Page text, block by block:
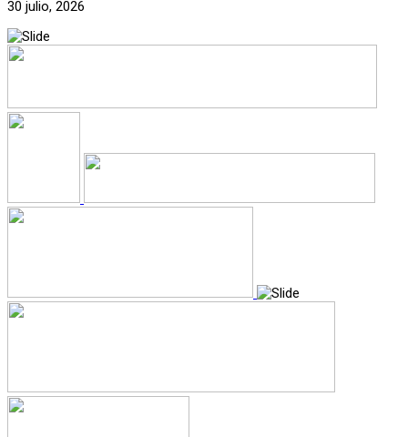
30 julio, 2026